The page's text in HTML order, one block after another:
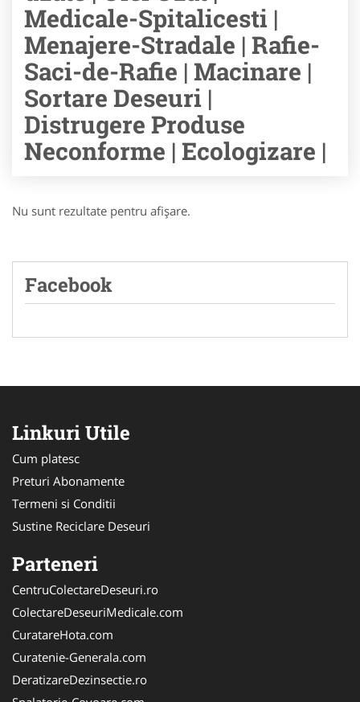
Medicale-Spitalicesti |
Menajere-Stradale | Rafie-
Saci-de-Rafie | Macinare |
Sortare Deseuri |
Distrugere Produse
Neconforme | Ecologizare |
Nu sunt rezultate pentru afişare.
Facebook
Linkuri Utile
Cum platesc
Preturi Abonamente
Termeni si Conditii
Sustine Reciclare Deseuri
Parteneri
CentruColectareDeseuri.ro
ColectareDeseuriMedicale.com
CuratareHota.com
Curatenie-Generala.com
DeratizareDezinsectie.ro